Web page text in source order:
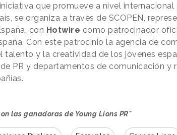
que promueve a nivel internacional
se organiza a través de SCOPEN,
con Hotwire como patrocinador
Con este patrocinio la agencia de
talento y la creatividad de los jóvenes
PR y departamentos de comunicación y
las ganadoras de Young Lions PR"